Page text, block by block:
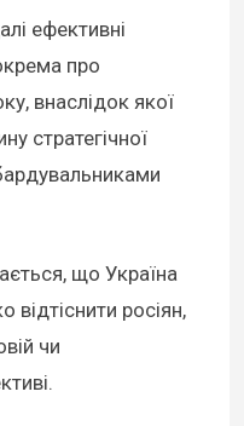
ефективні
про
внаслідок якої
стратегічної
що Україна
відтіснити росіян,
чи